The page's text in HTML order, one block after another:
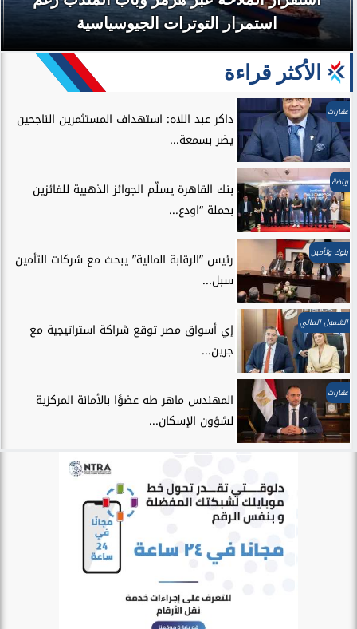
استمرار التوترات الجيوسياسية
الأكثر قراءة
عقارات
داكر عبد اللاه: استهداف المستثمرين الناجحين
يضر بسمعة...
رياضة
بنك القاهرة يسلّم الجوائز الذهبية للفائزين
بحملة “اودع...
بنوك وتأمين
رئيس ”الرقابة المالية” يبحث مع شركات التأمين
سبل...
الشمول المالي
إي أسواق مصر توقع شراكة استراتيجية مع
جرين...
عقارات
المهندس ماهر طه عضوًا بالأمانة المركزية
لشؤون الإسكان...